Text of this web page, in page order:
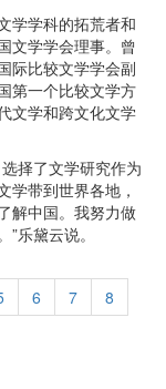
学学科的拓荒者和
文学学会理事。曾
际比较文学学会副
第一个比较文学方
文学和跨文化文学
择了文学研究作为
学带到世界各地，
解中国。我努力做
乐黛云说。
6 7
8